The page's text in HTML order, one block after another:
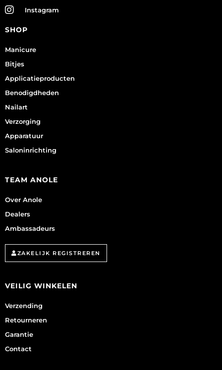
Instagram
SHOP
Manicure
Bitjes
Applicatieproducten
Benodigdheden
Nailart
Verzorging
Apparatuur
Saloninrichting
TEAM ANOLE
Over Anole
Dealers
Ambassadeurs
ZAKELIJK REGISTREREN
VEILIG WINKELEN
Verzending
Retourneren
Garantie
Contact